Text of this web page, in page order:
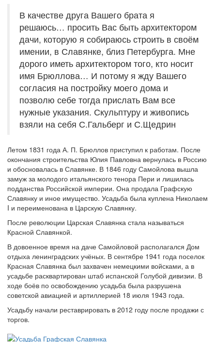
В качестве друга Вашего брата я
решаюсь… просить Вас быть архитектором
дачи, которую я собираюсь строить в своём
имении, в Славянке, близ Петербурга. Мне
дорого иметь архитектором того, кто носит
имя Брюллова… И потому я жду Вашего
согласия на постройку моего дома и
позволю себе тогда прислать Вам все
нужные указания. Скульптуру и живопись
взяли на себя С.Гальберг и С.Щедрин
Летом 1831 года А. П. Брюллов приступил к работам. После
окончания строительства Юлия Павловна вернулась в Россию
и обосновалась в Славянке. В 1846 году Самойлова вышла
замуж за молодого итальянского тенора Пери и лишилась
подданства Российской империи. Она продала Графскую
Славянку и иное имущество. Усадьба была куплена Николаем
I и переименована в Царскую Славянку.
После революции Царская Славянка стала называться
Красной Славянкой.
В довоенное время на даче Самойловой располагался Дом
отдыха ленинградских учёных. В сентябре 1941 года поселок
Красная Славянка был захвачен немецкими войсками, а в
усадьбе расквартирован штаб испанской Голубой дивизии. В
ходе боёв по освобождению усадьба была разрушена
советской авиацией и артиллерией 18 июля 1943 года.
Усадьбу начали реставрировать в 2012 году после продажи с
торгов.